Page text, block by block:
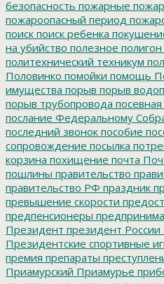
безопасность пожарные
пожароопасный период
поиск поиск ребенка
на убийство полезное полигон
политехнический техникум
Половинко помойки помощь
имущества порыв порыв
порыв трубопровода посевная
послание Федеральному
последний звонок пособие
сопровождение посылка
корзина похищение почта
пошлины правительство
правительство РФ праздник
превышение скорости
предпенсионеры
Президент президент России
Президентские спортивные
премия препараты
Приамурский Приамурье